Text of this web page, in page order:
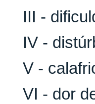
III -
IV -
V -
VI - dor